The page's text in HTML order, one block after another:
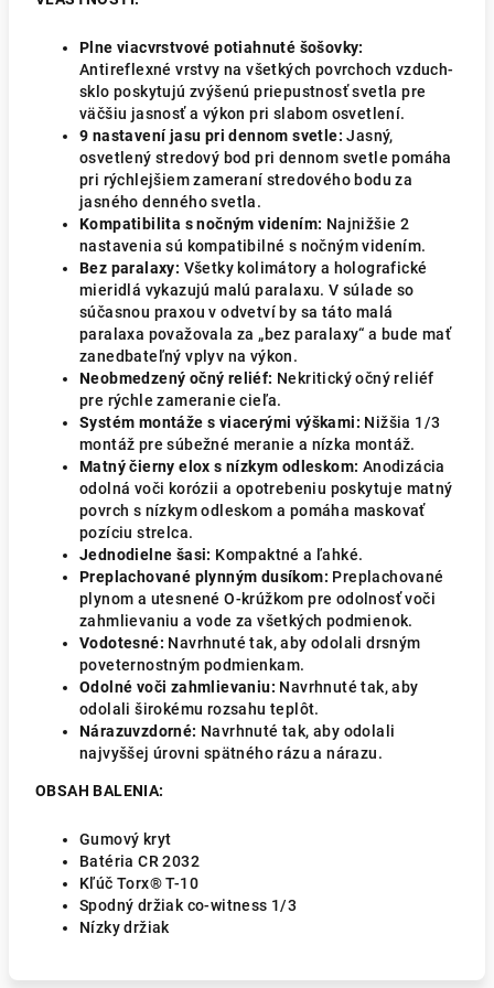
Plne viacvrstvové potiahnuté šošovky:
Antireflexné vrstvy na všetkých povrchoch vzduch-
sklo poskytujú zvýšenú priepustnosť svetla pre
väčšiu jasnosť a výkon pri slabom osvetlení.
9 nastavení jasu pri dennom svetle: Jasný,
osvetlený stredový bod pri dennom svetle pomáha
pri rýchlejšiem zameraní stredového bodu za
jasného denného svetla.
Kompatibilita s nočným videním: Najnižšie 2
nastavenia sú kompatibilné s nočným videním.
Bez paralaxy: Všetky kolimátory a holografické
mieridlá vykazujú malú paralaxu. V súlade so
súčasnou praxou v odvetví by sa táto malá
paralaxa považovala za „bez paralaxy“ a bude mať
zanedbateľný vplyv na výkon.
Neobmedzený očný reliéf: Nekritický očný reliéf
pre rýchle zameranie cieľa.
Systém montáže s viacerými výškami: Nižšia 1/3
montáž pre súbežné meranie a nízka montáž.
Matný čierny elox s nízkym odleskom: Anodizácia
odolná voči korózii a opotrebeniu poskytuje matný
povrch s nízkym odleskom a pomáha maskovať
pozíciu strelca.
Jednodielne šasi: Kompaktné a ľahké.
Preplachované plynným dusíkom: Preplachované
plynom a utesnené O-krúžkom pre odolnosť voči
zahmlievaniu a vode za všetkých podmienok.
Vodotesné: Navrhnuté tak, aby odolali drsným
poveternostným podmienkam.
Odolné voči zahmlievaniu: Navrhnuté tak, aby
odolali širokému rozsahu teplôt.
Nárazuvzdorné: Navrhnuté tak, aby odolali
najvyššej úrovni spätného rázu a nárazu.
OBSAH BALENIA:
Gumový kryt
Batéria CR 2032
Kľúč Torx® T-10
Spodný držiak co-witness 1/3
Nízky držiak